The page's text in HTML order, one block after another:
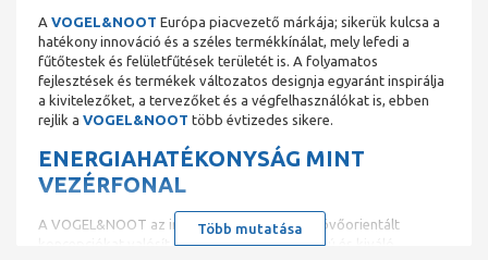
A VOGEL&NOOT Európa piacvezető márkája; sikerük kulcsa a
hatékony innováció és a széles termékkínálat, mely lefedi a
fűtőtestek és felületfűtések területét is. A folyamatos
fejlesztések és termékek változatos designja egyaránt inspirálja
a kivitelezőket, a tervezőket és a végfelhasználókat is, ebben
rejlik a VOGEL&NOOT több évtizedes sikere.
ENERGIAHATÉKONYSÁG MINT
VEZÉRFONAL
A VOGEL&NOOT az innováció úttörőjeként jövőorientált
koncepciókat valósít meg, hatékony hőleadású és kiváló
Több mutatása